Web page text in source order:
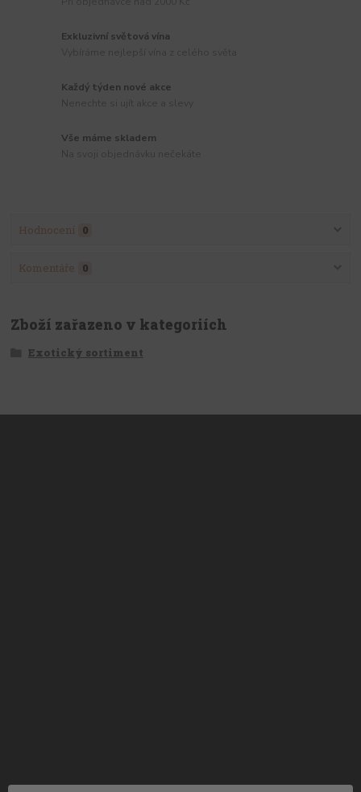
Exkluzivní světová vína
Každý týden nové akce
Vše máme skladem
Hodnocení 0
Komentáře 0
Zboží zařazeno v kategoriích
Exotický sortiment